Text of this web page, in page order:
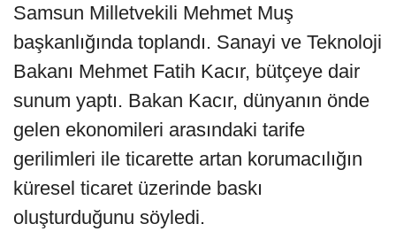
Samsun Milletvekili Mehmet Muş
başkanlığında toplandı. Sanayi ve Teknoloji
Bakanı Mehmet Fatih Kacır, bütçeye dair
sunum yaptı. Bakan Kacır, dünyanın önde
gelen ekonomileri arasındaki tarife
gerilimleri ile ticarette artan korumacılığın
küresel ticaret üzerinde baskı
oluşturduğunu söyledi.